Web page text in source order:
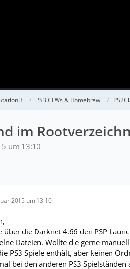
3 PS3 CFWs & Homebrew
im
um 13:10
2015 um 13:10
über die Darknet 4.66 den PSP
Dateien. Wollte die gerne
PS3 Spiele enthält, aber keinen
bei den anderen PS3 Spielständen